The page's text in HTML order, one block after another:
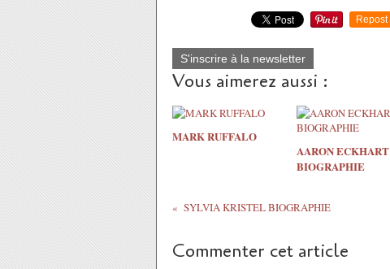
Repost
S'inscrire à la newsletter
Vous aimerez aussi :
MARK RUFFALO
AARON ECKHART
BIOGRAPHIE
SYLVIA KRISTEL BIOGRAPHIE
Commenter cet article